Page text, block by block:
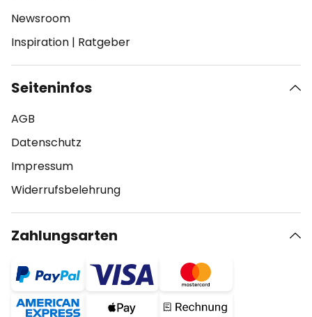
Newsroom
Inspiration | Ratgeber
Seiteninfos
AGB
Datenschutz
Impressum
Widerrufsbelehrung
Zahlungsarten